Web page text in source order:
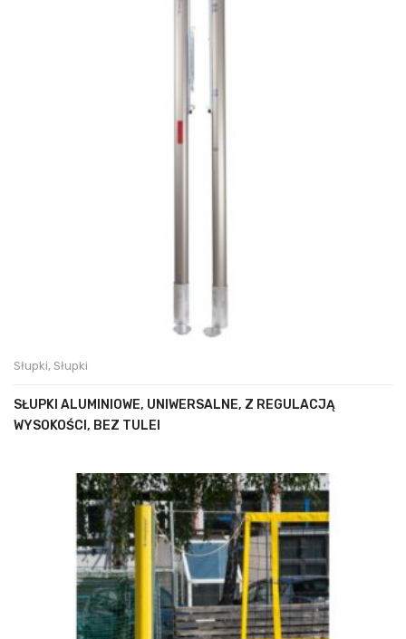
Słupki, Słupki
SŁUPKI ALUMINIOWE, UNIWERSALNE, Z REGULACJĄ
WYSOKOŚCI, BEZ TULEI